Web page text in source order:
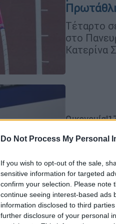
Do Not Process My Personal
If you wish to opt-out of the sale,
sensitive information for targeted
confirm your selection. Please note
continue seeing interest-based ads
information disclosed to third
further disclosure of your personal
Τέταρτο
στο
Κατερίνα
Οικονομία|
Fuel Pass
ανοιχτή
την
Βήμα -